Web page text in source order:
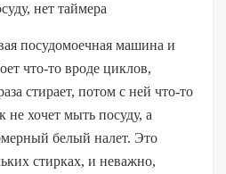
нет таймера
посудомоечная машина и
что-то вроде циклов,
стирает, потом с ней что-то
не хочет мыть посуду, а
белый налет. Это
стирках, и неважно,